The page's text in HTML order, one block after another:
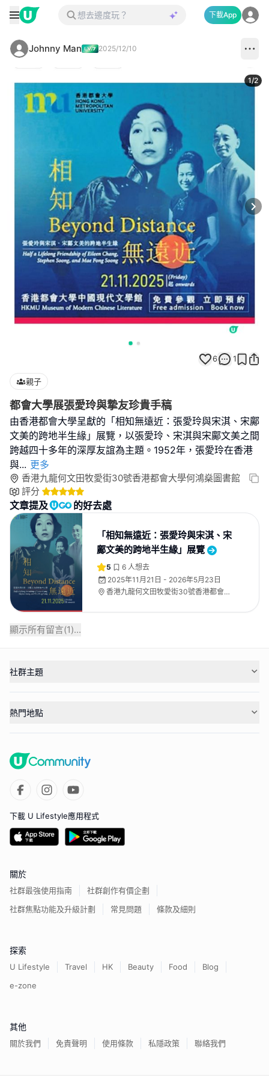
下載App
Johnny Man 2025/12/10
1/2
6 1
親子
都會大學展張愛玲與摯友珍貴手稿
由香港都會大學呈獻的「相知無遠近：張愛玲與宋淇、宋鄺
文美的跨地半生緣」展覽，以張愛玲、宋淇與宋鄺文美之間
跨越四十多年的深厚友誼為主題。1952年，張愛玲在香港
與... 更多
香港九龍何文田牧愛街30號香港都會大學何鴻燊圖書館
評分
文章提及 的好去處
「相知無遠近：張愛玲與宋淇、宋
鄺文美的跨地半生緣」展覽
5 6 人想去
2025年11月21日 - 2026年5月23日
香港九龍何文田牧愛街30號香港都會大
顯示所有留言(1)...
社群主題
熱門地點
下載 U Lifestyle應用程式
關於
社群最強使用指南
社群創作有價企劃
社群焦點功能及升級計劃
常見問題 條款及細則
探索
U Lifestyle Travel HK Beauty Food
Blog
e-zone
其他
關於我們 免責聲明 使用條款 私隱政策 聯絡我們